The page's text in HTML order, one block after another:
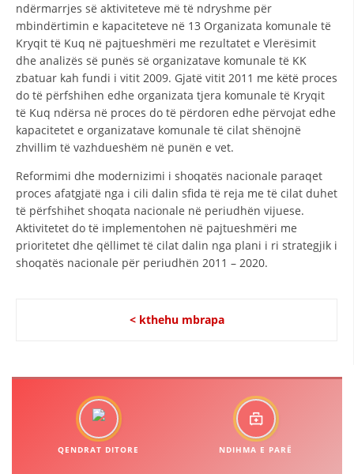
ORGANIZIMI DHE ZHVILLIMI
KUVENDI
STRUKTURA DHE STRUKTURA ORGANIZATIVE
DISEMINIMI
DREJTA NDERKOMBETARE HUMANITARE
PROMOVIMI I VLERAVE HUMANE
PËRDORIMIN DHE MBROJTJEN E STEMËS
SOCIALO-HUMANITARE
PËRGATITSHMËRI DHE VEPRIM GJATË KATASTROFAVE
STACIONIN E UJIT SHPËTIMIT – VODNO
ndërmarrjes së aktiviteteve më të ndryshme për
mbindërtimin e kapaciteteve në 13 Organizata komunale të
Kryqit të Kuq në pajtueshmëri me rezultatet e Vlerësimit
dhe analizës së punës së organizatave komunale të KK
zbatuar kah fundi i vitit 2009. Gjatë vitit 2011 me këtë proces
do të përfshihen edhe organizata tjera komunale të Kryqit
të Kuq ndërsa në proces do të përdoren edhe përvojat edhe
kapacitetet e organizatave komunale të cilat shënojnë
zhvillim të vazhdueshëm në punën e vet.
Reformimi dhe modernizimi i shoqatës nacionale paraqet
proces afatgjatë nga i cili dalin sfida të reja me të cilat duhet
të përfshihet shoqata nacionale në periudhën vijuese.
Aktivitetet do të implementohen në pajtueshmëri me
prioritetet dhe qëllimet të cilat dalin nga plani i ri strategjik i
shoqatës nacionale për periudhën 2011 – 2020.
< kthehu mbrapa
QENDRAT DITORE NDIHMA E PARË